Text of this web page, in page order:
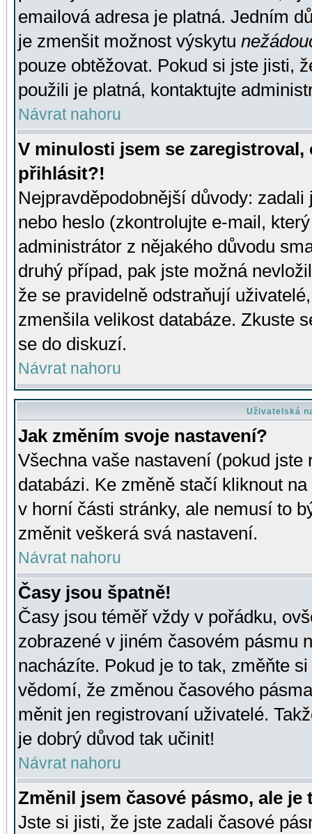
emailová adresa je platná. Jedním
je zmenšit možnost výskytu
pouze obtěžovat. Pokud si jste jisti,
použili je platná, kontaktujte
Návrat nahoru
V minulosti jsem se
přihlásit?!
Nejpravděpodobnější důvody:
nebo heslo (zkontrolujte e-mail,
administrátor z nějakého důvodu
druhý případ, pak jste možná
že se pravidelně odstraňují
zmenšila velikost databáze. Zkuste
se do diskuzí.
Návrat nahoru
Uživatelská
Jak změním svoje nastavení?
Všechna vaše nastavení (pokud
databázi. Ke změně stačí kliknout
v horní části stránky, ale nemusí to
změnit veškerá svá nastavení.
Návrat nahoru
Časy jsou špatně!
Časy jsou téměř vždy v pořádku,
zobrazené v jiném časovém pásmu
nacházíte. Pokud je to tak, změňte
vědomí, že změnou časového
měnit jen registrovaní uživatelé.
je dobrý důvod tak učinit!
Návrat nahoru
Změnil jsem časové pásmo, ale je
Jste si jisti, že jste zadali časové